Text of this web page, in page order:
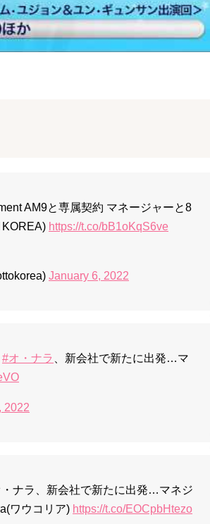
AM9と専属契約 マネージャーと8
KOREA) https://t.co/bB1oKqS6ve
January 6, 2022
#オ・ナラ 、新会社で新たに出発…マ
2022
・ナラ、新会社で新たに出発…マネジ
ワウコリア) https://t.co/EOCpbHtezo